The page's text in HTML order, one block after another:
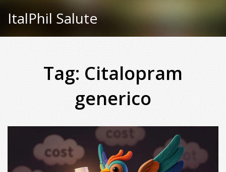
ItalPhil Salute
Tag: Citalopram
generico